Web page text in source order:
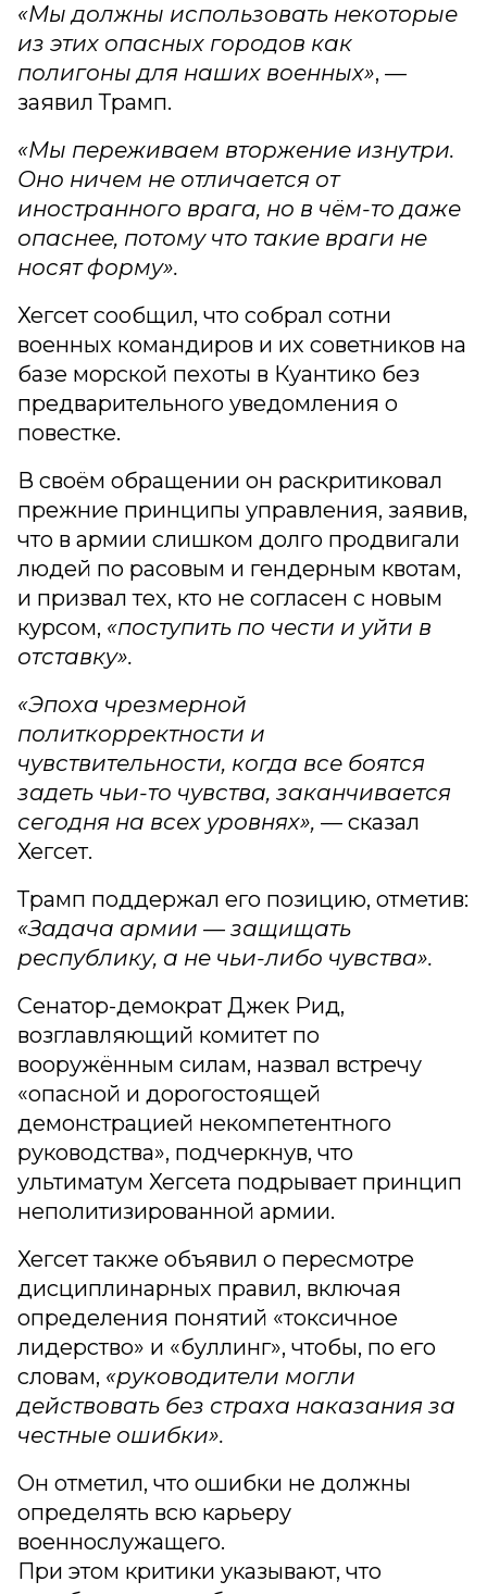
«Мы должны использовать некоторые
из этих опасных городов как
полигоны для наших военных», —
заявил Трамп.
«Мы переживаем вторжение изнутри.
Оно ничем не отличается от
иностранного врага, но в чём-то даже
опаснее, потому что такие враги не
носят форму».
Хегсет сообщил, что собрал сотни
военных командиров и их советников на
базе морской пехоты в Куантико без
предварительного уведомления о
повестке.
В своём обращении он раскритиковал
прежние принципы управления, заявив,
что в армии слишком долго продвигали
людей по расовым и гендерным квотам,
и призвал тех, кто не согласен с новым
курсом, «поступить по чести и уйти в
отставку».
«Эпоха чрезмерной
политкорректности и
чувствительности, когда все боятся
задеть чьи-то чувства, заканчивается
сегодня на всех уровнях», — сказал
Хегсет.
Трамп поддержал его позицию, отметив:
«Задача армии — защищать
республику, а не чьи-либо чувства».
Сенатор-демократ Джек Рид,
возглавляющий комитет по
вооружённым силам, назвал встречу
«опасной и дорогостоящей
демонстрацией некомпетентного
руководства», подчеркнув, что
ультиматум Хегсета подрывает принцип
неполитизированной армии.
Хегсет также объявил о пересмотре
дисциплинарных правил, включая
определения понятий «токсичное
лидерство» и «буллинг», чтобы, по его
словам, «руководители могли
действовать без страха наказания за
честные ошибки».
Он отметил, что ошибки не должны
определять всю карьеру
военнослужащего.
При этом критики указывают, что